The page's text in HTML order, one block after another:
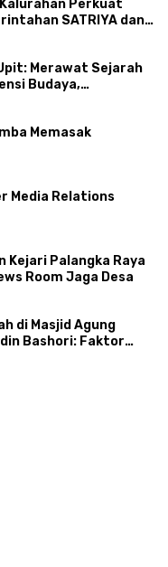
Perkuat
SATRIYA dan
Merawat Sejarah
Budaya,
Memasak
Media Relations
Kejari Palangka Raya
Room Jaga Desa
di Masjid Agung
Bashori: Faktor